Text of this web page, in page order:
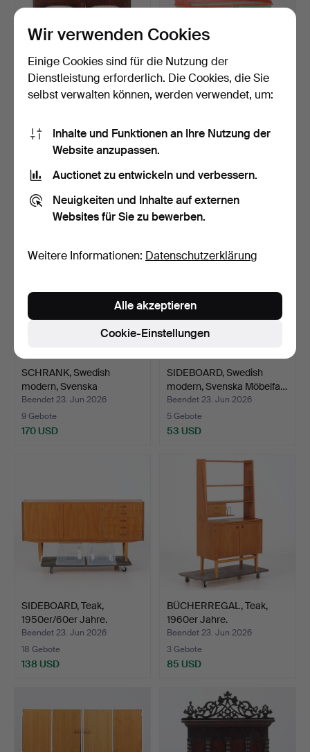
BÜCHERSCHRANK, mit
Sprossen, bemaltes Holz…
12 Gebote
127 USD
ANRICHTE,
358 USD
SCHRANK, Swedish
modern, Svenska
Möbelfabr…
Beendet 23. Jun 2026
9 Gebote
170 USD
SIDEBOARD, Swedish
modern, Svenska Möbelfa…
Beendet 23. Jun 2026
5 Gebote
53 USD
SIDEBOARD, Teak,
1950er/60er Jahre.
Beendet 23. Jun 2026
18 Gebote
138 USD
BÜCHERREGAL, Teak,
1960er Jahre.
Beendet 23. Jun 2026
3 Gebote
85 USD
Wir verwenden Cookies
Einige Cookies sind für die Nutzung der
Dienstleistung erforderlich. Die Cookies, die Sie
selbst verwalten können, werden verwendet, um:
Inhalte und Funktionen an Ihre Nutzung der
Website anzupassen.
Auctionet zu entwickeln und verbessern.
Neuigkeiten und Inhalte auf externen
Websites für Sie zu bewerben.
Weitere Informationen: Datenschutzerklärung
Cookie-Einstellungen
Alle akzeptieren